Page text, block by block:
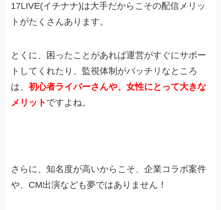
17LIVE(イチナナ)は大手だからこその配信メリッ
トがたくさんあります。
とくに、困ったことがあれば運営がすぐにサポー
トしてくれたり、監視体制がバッチリなところ
は、初心者ライバーさんや、女性にとって大きな
メリット ですよね。
さらに、知名度が高いからこそ、企業コラボ案件
や、CM出演なども夢ではありません！